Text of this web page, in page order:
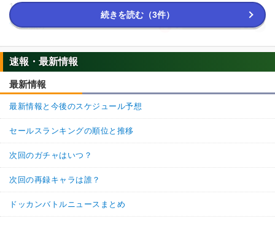
16号の自爆より負傷する人
返信(0) 0 1
続きを読む（3件）
速報・最新情報
最新情報
最新情報と今後のスケジュール予想
セールスランキングの順位と推移
次回のガチャはいつ？
次回の再録キャラは誰？
ドッカンバトルニュースまとめ